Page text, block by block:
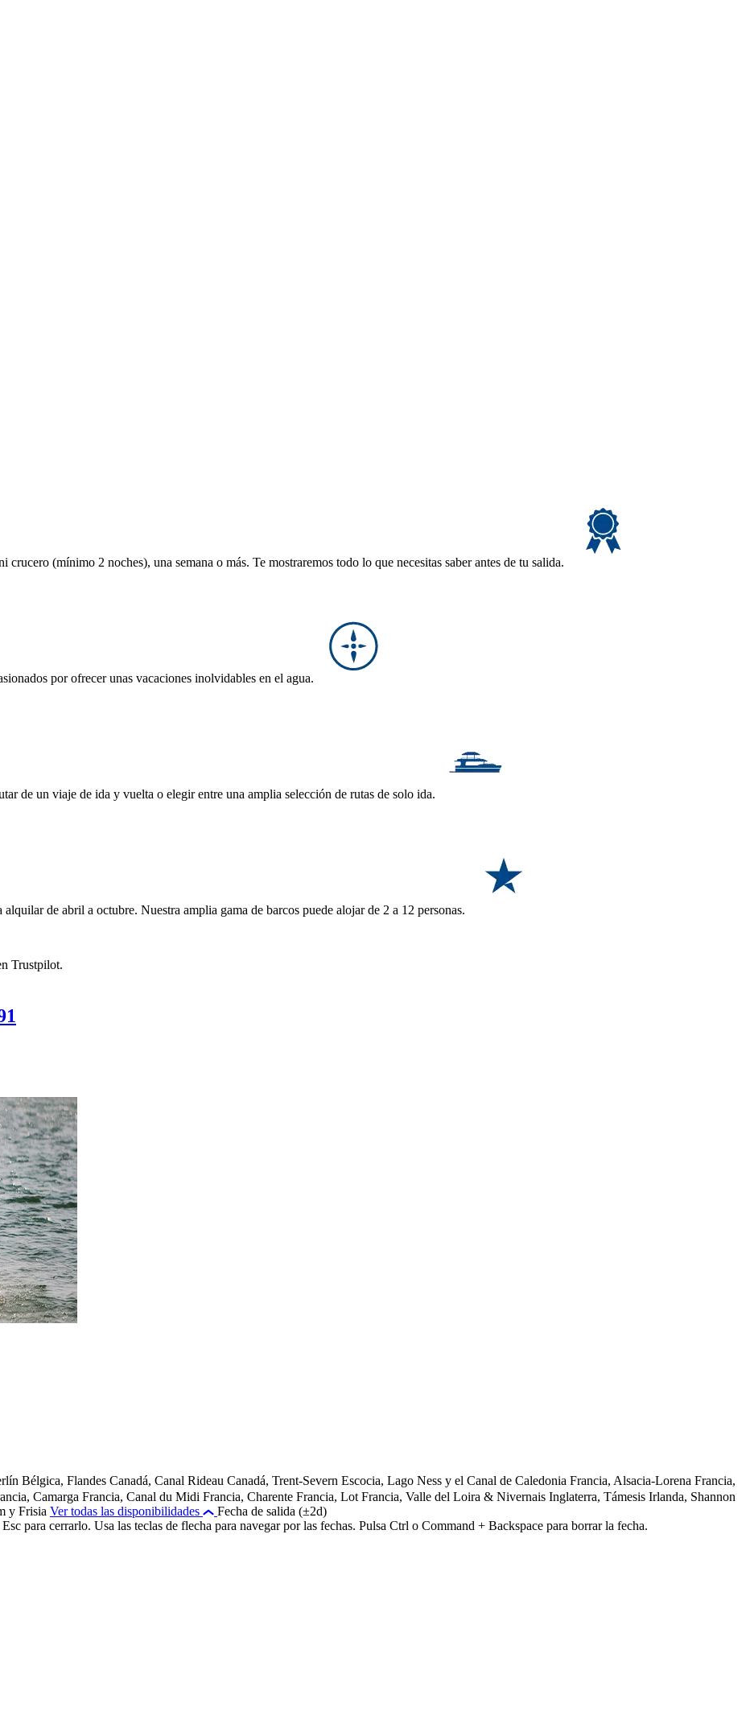
(mínimo 2 noches), una semana o más. Te mostraremos todo lo que necesitas saber antes de tu salida.
por ofrecer unas vacaciones inolvidables en el agua.
de un viaje de ida y vuelta o elegir entre una amplia selección de rutas de solo ida.
de abril a octubre. Nuestra amplia gama de barcos puede alojar de 2 a 12 personas.
Trustpilot.
Bélgica, Flandes Canadá, Canal Rideau Canadá, Trent-Severn Escocia, Lago Ness y el Canal de Caledonia Francia, Alsacia-Lorena Francia,
Camarga Francia, Canal du Midi Francia, Charente Francia, Lot Francia, Valle del Loira & Nivernais Inglaterra, Támesis Irlanda, Shannon
y Frisia Ver todas las disponibilidades
Fecha de salida (±2d)
para cerrarlo. Usa las teclas de flecha para navegar por las fechas. Pulsa Ctrl o Command + Backspace para borrar la fecha.